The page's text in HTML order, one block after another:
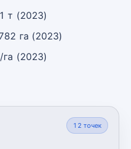
т (2023)
га (2023)
(2023)
12 точек